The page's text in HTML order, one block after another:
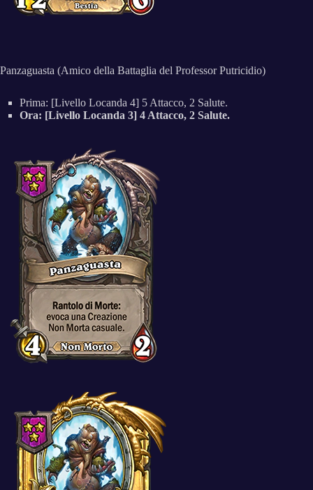
Panzaguasta (Amico della Battaglia del Professor Putricidio)
Prima: [Livello Locanda 4] 5 Attacco, 2 Salute.
Ora: [Livello Locanda 3] 4 Attacco, 2 Salute.